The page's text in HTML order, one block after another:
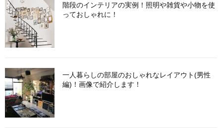
階段のインテリアの実例！照明や雑貨や小物を使
っておしゃれに！
一人暮らしの部屋のおしゃれなレイアウト(男性
編)！画像で紹介します！